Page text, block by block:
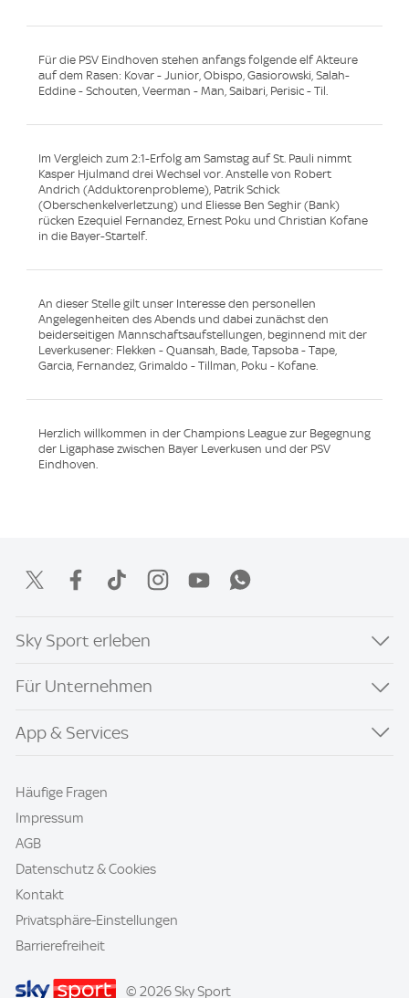
Für die PSV Eindhoven stehen anfangs folgende elf Akteure
auf dem Rasen: Kovar - Junior, Obispo, Gasiorowski, Salah-
Eddine - Schouten, Veerman - Man, Saibari, Perisic - Til.
Im Vergleich zum 2:1-Erfolg am Samstag auf St. Pauli nimmt
Kasper Hjulmand drei Wechsel vor. Anstelle von Robert
Andrich (Adduktorenprobleme), Patrik Schick
(Oberschenkelverletzung) und Eliesse Ben Seghir (Bank)
rücken Ezequiel Fernandez, Ernest Poku und Christian Kofane
in die Bayer-Startelf.
An dieser Stelle gilt unser Interesse den personellen
Angelegenheiten des Abends und dabei zunächst den
beiderseitigen Mannschaftsaufstellungen, beginnend mit der
Leverkusener: Flekken - Quansah, Bade, Tapsoba - Tape,
Garcia, Fernandez, Grimaldo - Tillman, Poku - Kofane.
Herzlich willkommen in der Champions League zur Begegnung
der Ligaphase zwischen Bayer Leverkusen und der PSV
Eindhoven.
Sky Sport erleben
Für Unternehmen
App & Services
Häufige Fragen
Impressum
AGB
Datenschutz & Cookies
Kontakt
Privatsphäre-Einstellungen
Barrierefreiheit
© 2026 Sky Sport